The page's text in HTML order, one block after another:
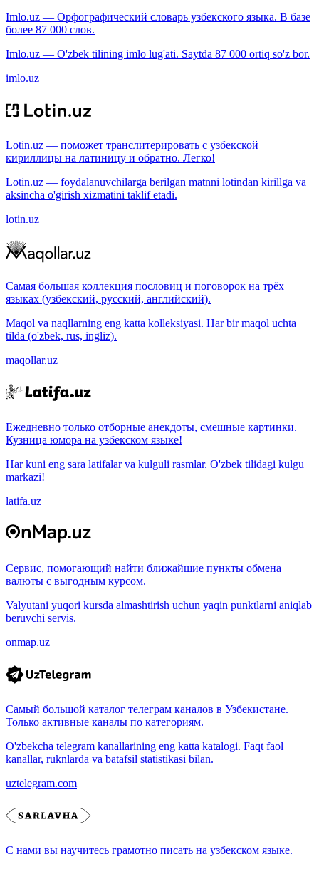
Imlo.uz — Орфографический словарь узбекского языка. В базе
более 87 000 слов.
Imlo.uz — O'zbek tilining imlo lug'ati. Saytda 87 000 ortiq so'z bor.
imlo.uz
Lotin.uz — поможет транслитерировать с узбекской
кириллицы на латиницу и обратно. Легко!
Lotin.uz — foydalanuvchilarga berilgan matnni lotindan kirillga va
aksincha o'girish xizmatini taklif etadi.
lotin.uz
Самая большая коллекция пословиц и поговорок на трёх
языках (узбекский, русский, английский).
Maqol va naqllarning eng katta kolleksiyasi. Har bir maqol uchta
tilda (o'zbek, rus, ingliz).
maqollar.uz
Ежедневно только отборные анекдоты, смешные картинки.
Кузница юмора на узбекском языке!
Har kuni eng sara latifalar va kulguli rasmlar. O'zbek tilidagi kulgu
markazi!
latifa.uz
Сервис, помогающий найти ближайшие пункты обмена
валюты с выгодным курсом.
Valyutani yuqori kursda almashtirish uchun yaqin punktlarni aniqlab
beruvchi servis.
onmap.uz
Самый большой каталог телеграм каналов в Узбекистане.
Только активные каналы по категориям.
O'zbekcha telegram kanallarining eng katta katalogi. Faqt faol
kanallar, ruknlarda va batafsil statistikasi bilan.
uztelegram.com
С нами вы научитесь грамотно писать на узбекском языке.